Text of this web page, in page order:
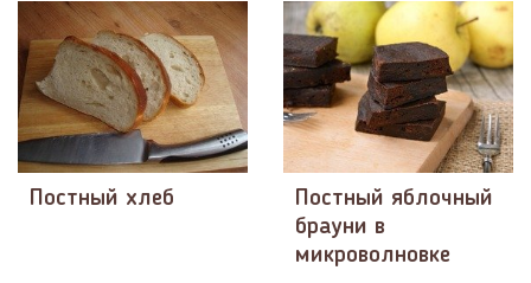
Постный хлеб
Постный яблочный
брауни в
микроволновке